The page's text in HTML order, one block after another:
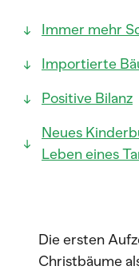
Immer mehr
Importierte
Positive Bilanz
Neues
Leben eines
Die ersten
Christbäume